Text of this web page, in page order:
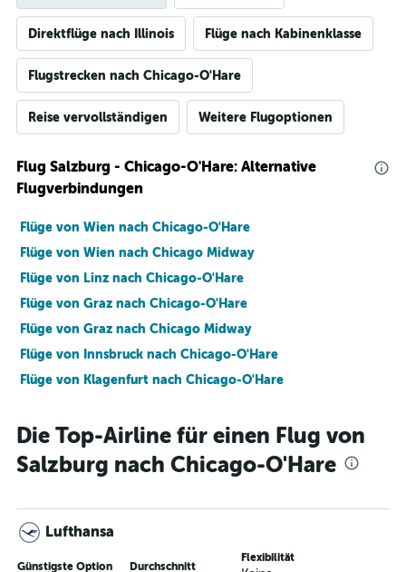
Direktflüge nach Illinois Flüge nach Kabinenklasse
Flugstrecken nach Chicago-O'Hare
Reise vervollständigen Weitere Flugoptionen
Flug Salzburg - Chicago-O'Hare: Alternative
Flugverbindungen
Flüge von Wien nach Chicago-O'Hare
Flüge von Wien nach Chicago Midway
Flüge von Linz nach Chicago-O'Hare
Flüge von Graz nach Chicago-O'Hare
Flüge von Graz nach Chicago Midway
Flüge von Innsbruck nach Chicago-O'Hare
Flüge von Klagenfurt nach Chicago-O'Hare
Die Top-Airline für einen Flug von
Salzburg nach Chicago-O'Hare
Lufthansa
Günstigste Option Durchschnitt
Flexibilität